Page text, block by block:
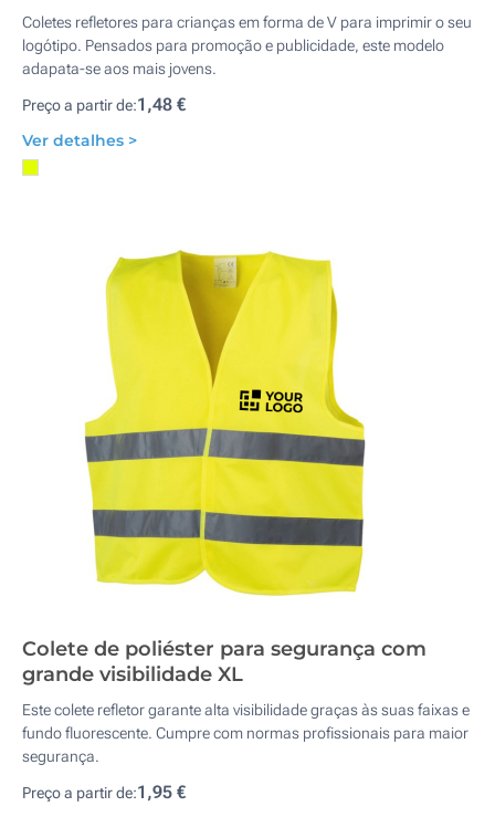
Coletes refletores para crianças em forma de V para imprimir o seu
logótipo. Pensados para promoção e publicidade, este modelo
adapata-se aos mais jovens.
Preço a partir de:1,48 €
Ver detalhes >
Colete de poliéster para segurança com
grande visibilidade XL
Este colete refletor garante alta visibilidade graças às suas faixas e
fundo fluorescente. Cumpre com normas profissionais para maior
segurança.
Preço a partir de:1,95 €